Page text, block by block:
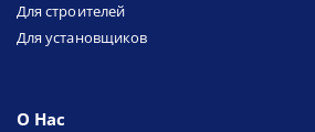
Для строителей
Для установщиков
О Нас